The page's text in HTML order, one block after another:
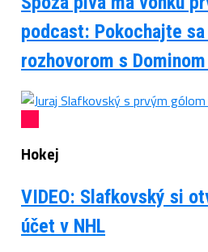
podcast: Pokochajte
rozhovorom s
Hokej
VIDEO: Slafkovský si
účet v NHL